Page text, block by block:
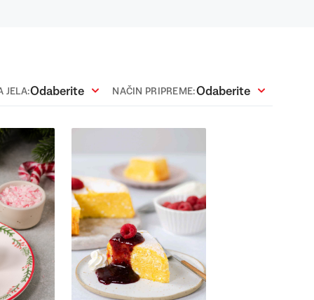
JELA:Odaberite NAČIN PRIPREME:Odaberite